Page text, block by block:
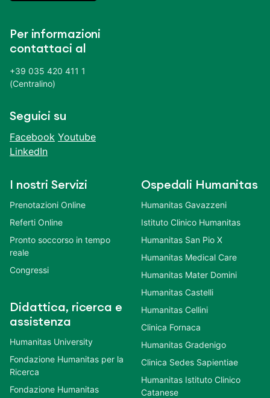
Per informazioni
contattaci al
+39 035 420 411 1
(Centralino)
Seguici su
Facebook Youtube
LinkedIn
I nostri Servizi
Prenotazioni Online
Referti Online
Pronto soccorso in tempo
reale
Congressi
Didattica, ricerca e
assistenza
Humanitas University
Fondazione Humanitas per la
Ricerca
Fondazione Humanitas
Ospedali Humanitas
Humanitas Gavazzeni
Istituto Clinico Humanitas
Humanitas San Pio X
Humanitas Medical Care
Humanitas Mater Domini
Humanitas Castelli
Humanitas Cellini
Clinica Fornaca
Humanitas Gradenigo
Clinica Sedes Sapientiae
Humanitas Istituto Clinico
Catanese